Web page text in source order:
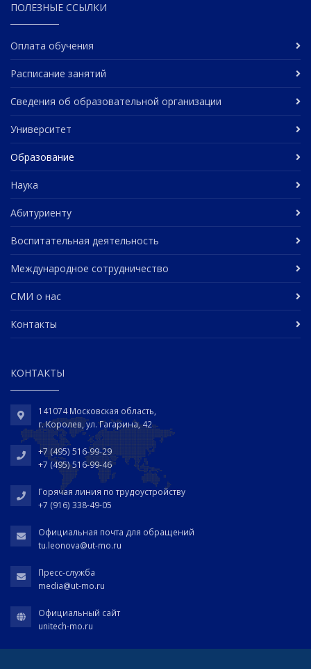
ПОЛЕЗНЫЕ ССЫЛКИ
Оплата обучения
Расписание занятий
Сведения об образовательной организации
Университет
Образование
Наука
Абитуриенту
Воспитательная деятельность
Международное сотрудничество
СМИ о нас
Контакты
КОНТАКТЫ
141074 Московская область,
г. Королев, ул. Гагарина, 42
+7 (495) 516-99-29
+7 (495) 516-99-46
Горячая линия по трудоустройству
+7 (916) 338-49-05
Официальная почта для обращений
tu.leonova@ut-mo.ru
Пресс-служба
media@ut-mo.ru
Официальный сайт
unitech-mo.ru